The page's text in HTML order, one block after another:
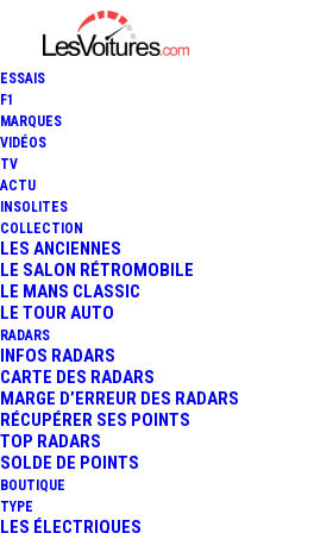
ESSAIS
F1
MARQUES
VIDÉOS
TV
ACTU
INSOLITES
COLLECTION
LES ANCIENNES
LE SALON RÉTROMOBILE
LE MANS CLASSIC
LE TOUR AUTO
RADARS
INFOS RADARS
CARTE DES RADARS
MARGE D’ERREUR DES RADARS
RÉCUPÉRER SES POINTS
TOP RADARS
SOLDE DE POINTS
BOUTIQUE
TYPE
LES ÉLECTRIQUES